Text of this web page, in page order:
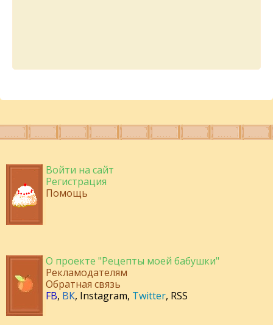
Войти на сайт
Регистрация
Помощь
О проекте "Рецепты моей бабушки"
Рекламодателям
Обратная связь
FB, ВК, Instagram, Twitter, RSS